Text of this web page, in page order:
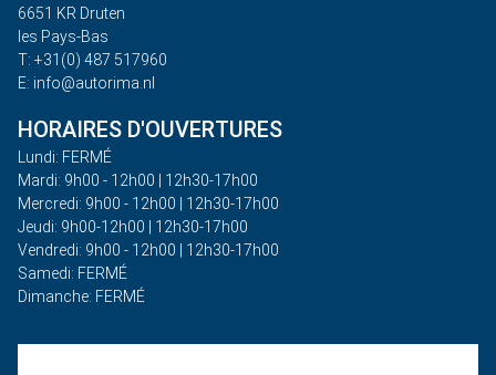
6651 KR Druten
les Pays-Bas
T: +31(0) 487 517960
E: info@autorima.nl
HORAIRES D'OUVERTURES
Lundi: FERMÉ
Mardi: 9h00 - 12h00 | 12h30-17h00
Mercredi: 9h00 - 12h00 | 12h30-17h00
Jeudi: 9h00-12h00 | 12h30-17h00
Vendredi: 9h00 - 12h00 | 12h30-17h00
Samedi: FERMÉ
Dimanche: FERMÉ